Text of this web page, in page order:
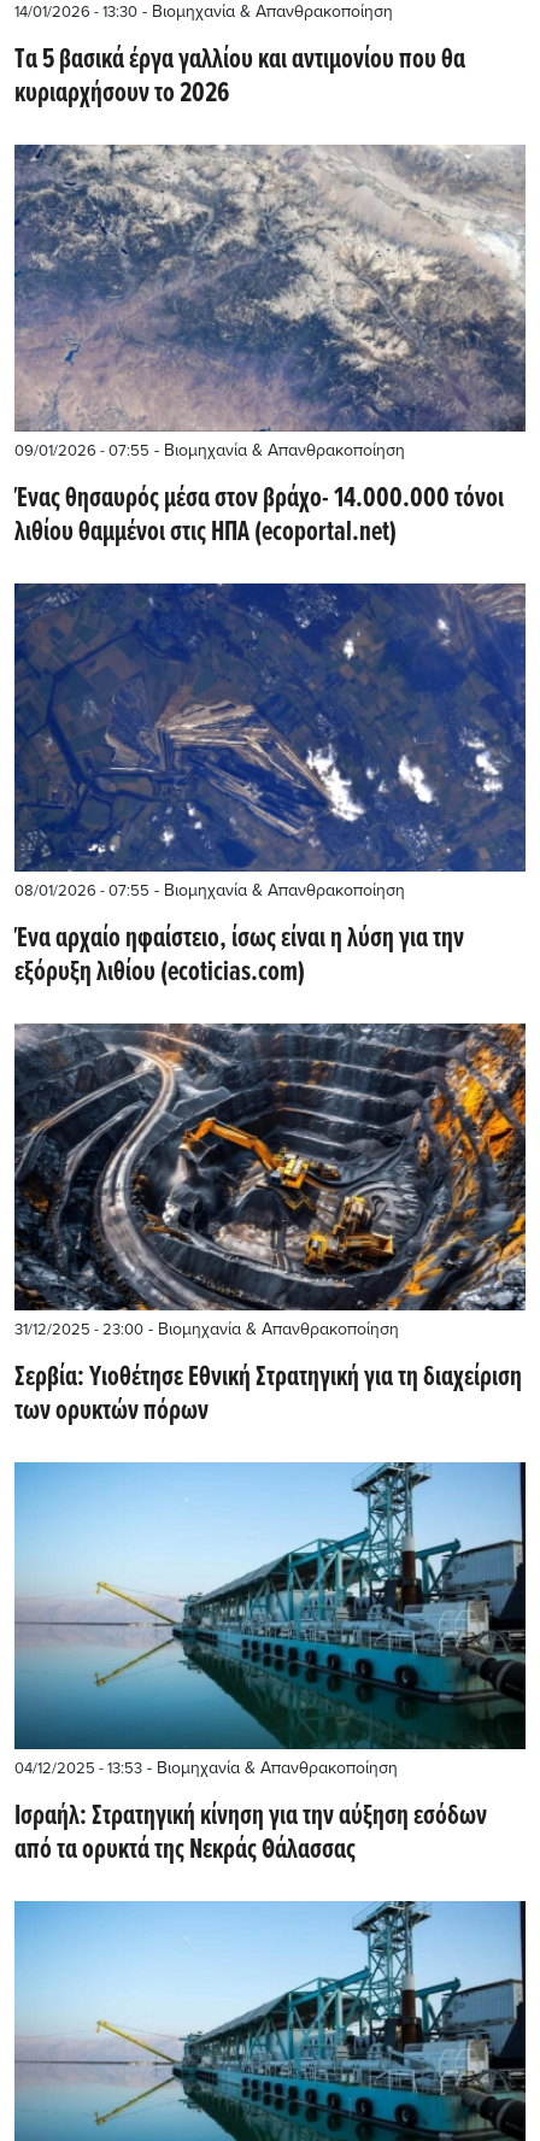
14/01/2026 - 13:30 - Βιομηχανία & Απανθρακοποίηση
Tα 5 βασικά έργα γαλλίου και αντιμονίου που θα
κυριαρχήσουν το 2026
09/01/2026 - 07:55 - Βιομηχανία & Απανθρακοποίηση
Ένας θησαυρός μέσα στον βράχο- 14.000.000 τόνοι
λιθίου θαμμένοι στις ΗΠΑ (ecoportal.net)
08/01/2026 - 07:55 - Βιομηχανία & Απανθρακοποίηση
Ένα αρχαίο ηφαίστειο, ίσως είναι η λύση για την
εξόρυξη λιθίου (ecoticias.com)
31/12/2025 - 23:00 - Βιομηχανία & Απανθρακοποίηση
Σερβία: Yιοθέτησε Eθνική Στρατηγική για τη διαχείριση
των ορυκτών πόρων
04/12/2025 - 13:53 - Βιομηχανία & Απανθρακοποίηση
Ισραήλ: Στρατηγική κίνηση για την αύξηση εσόδων
από τα ορυκτά της Νεκράς Θάλασσας